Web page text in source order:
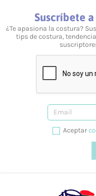
¿Realizáis envíos
Sí, a partir de los 40 €.
Sí, tenemos talleres
¿Prestáis asesoramiento?
Sí, te podemos ayudar
Suscríbete
¿Te apasiona la costura?
tips de costura,
Aceptar